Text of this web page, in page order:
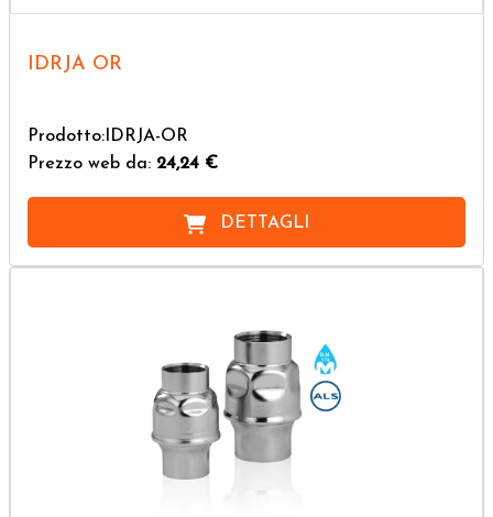
IDRJA OR
Prodotto:IDRJA-OR
Prezzo web da: 24,24 €
DETTAGLI